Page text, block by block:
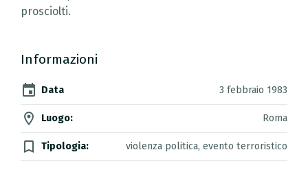
prosciolti.
Informazioni
event Data 3 febbraio 1983
location_on Luogo: Roma
turned_in_not Tipologia: violenza politica, evento terroristico